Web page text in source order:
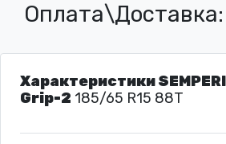
Оплата\Доставка:
Характеристики
Grip-2 185/65 R15 88T